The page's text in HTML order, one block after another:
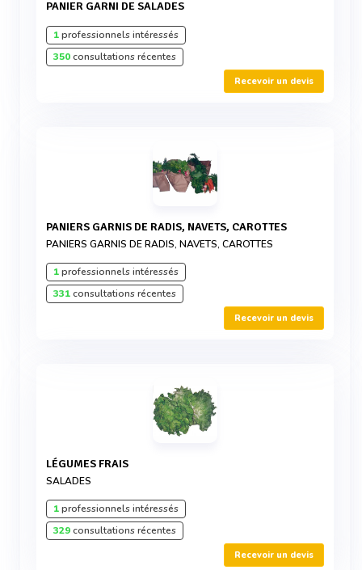
PANIER GARNI DE SALADES
1professionnels intéressés
350consultations récentes
Recevoir un devis
PANIERS GARNIS DE RADIS, NAVETS, CAROTTES
PANIERS GARNIS DE RADIS, NAVETS, CAROTTES
1professionnels intéressés
331consultations récentes
Recevoir un devis
LÉGUMES FRAIS
SALADES
1professionnels intéressés
329consultations récentes
Recevoir un devis